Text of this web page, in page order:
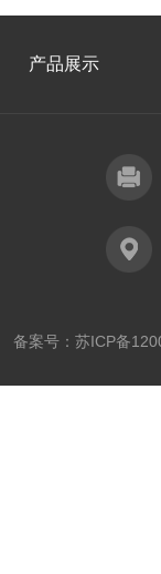
产品展示
备案号： 苏ICP备